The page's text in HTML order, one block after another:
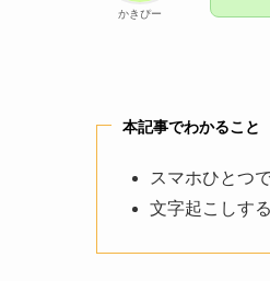
かきぴー
本記事でわかること
スマホひとつ
文字起こしす